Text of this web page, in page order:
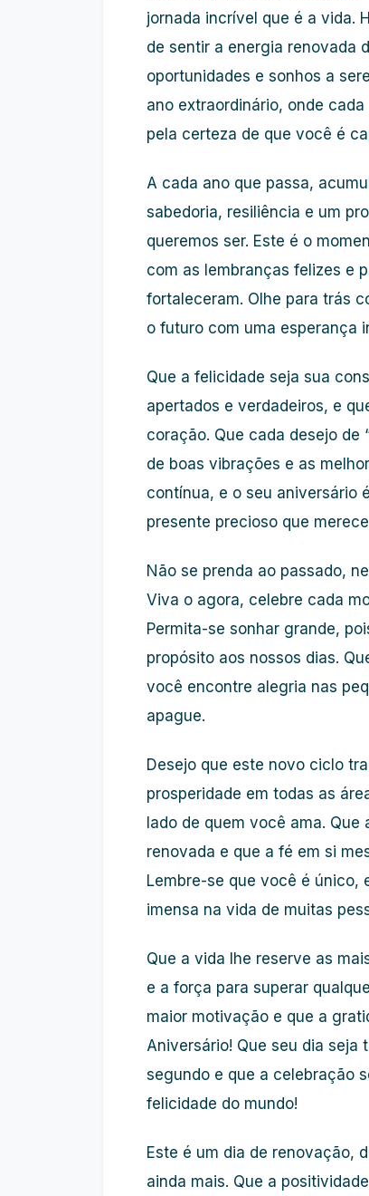
jornada incrível que é a vida.
de sentir a energia renovada
oportunidades e sonhos a
ano extraordinário, onde
pela certeza de que você é
A cada ano que passa,
sabedoria, resiliência e um
queremos ser. Este é o
com as lembranças felizes e
fortaleceram. Olhe para trás
o futuro com uma esperança
Que a felicidade seja sua
apertados e verdadeiros, e
coração. Que cada desejo de
de boas vibrações e as
contínua, e o seu aniversário
presente precioso que
Não se prenda ao passado,
Viva o agora, celebre cada
Permita-se sonhar grande,
propósito aos nossos dias.
você encontre alegria nas
apague.
Desejo que este novo ciclo
prosperidade em todas as
lado de quem você ama.
renovada e que a fé em si
Lembre-se que você é único,
imensa na vida de muitas
Que a vida lhe reserve as
e a força para superar
maior motivação e que a
Aniversário! Que seu dia
segundo e que a celebração
felicidade do mundo!
Este é um dia de renovação,
ainda mais. Que a